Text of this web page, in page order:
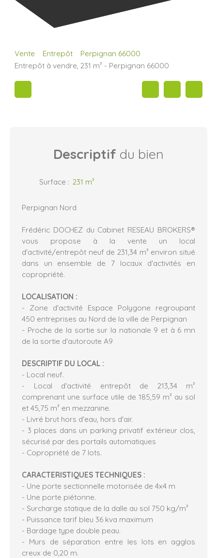
Vente Entrepôt
Perpignan 66000
Entrepôt à vendre, 231 m² - Perpignan 66000
Descriptif du bien
Surface : 231 m²
Perpignan Nord
Frédéric DOCHEZ du Cabinet RESEAU BROKERS®
vous propose à la vente un local
d'activité/entrepôt neuf de 231,34 m² environ situé
dans un ensemble de 7 locaux d'activités en
copropriété.
LOCALISATION :
- Zone d'activité Espace Polygone regroupant
450 entreprises au Nord de la ville de Perpignan
- Proche de la sortie sur la nationale 9 et à 6 mn
de la sortie d'autoroute A9
DESCRIPTIF DU LOCAL :
- Local neuf.
- Local d'activité entrepôt de 213,34 m²
comprenant une surface utile de 185,59 m² au sol
et 45,75 m² en mezzanine.
- Livré brut hors d'eau, hors d'air.
- 3 places dans un parking privatif extérieur clos,
sécurisé par des portails automatiques
- Copropriété de 7 lots.
CARACTERISTIQUES TECHNIQUES :
- Une porte sectionnelle motorisée de 4x4 m
- Une porte piétonne.
- Surcharge statique de la dalle au sol 750 kg/m²
- Puissance tarif bleu 36 kva maximum
- Bardage type double peau.
- Murs de séparation entre les lots en agglos
creux de 0,20 m.